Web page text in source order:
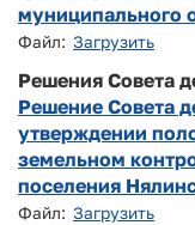
муниципального
Файл: Загрузить
Решения Совета
Решение Совета
утверждении
земельном
поселения
Файл: Загрузить